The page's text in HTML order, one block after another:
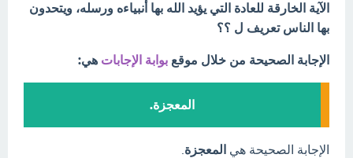
الآية الخارقة للعادة التي يؤيد الله بها أنبياءه ورسله، ويتحدون
بها الناس تعريف ل ؟؟
الإجابة الصحيحة من خلال موقع بوابة الإجابات هي:
المعجزة.
الإجابة الصحيحة هي المعجزة